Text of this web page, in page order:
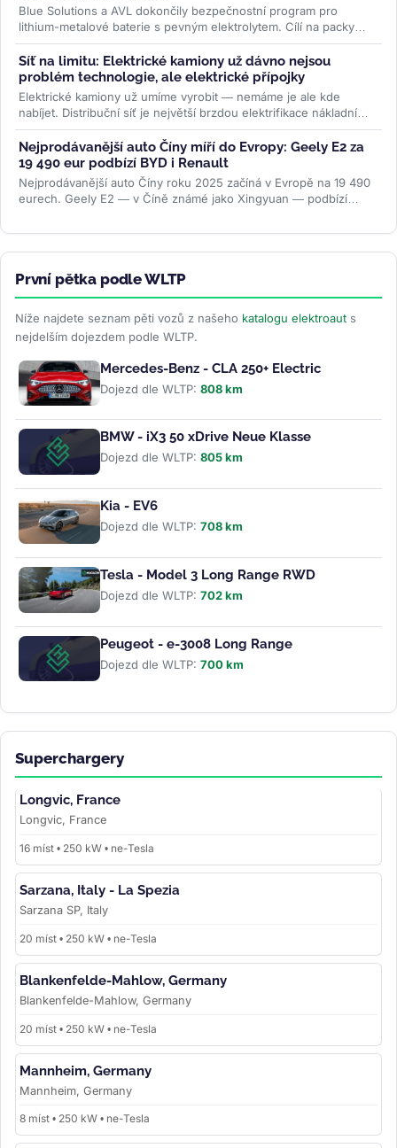
Blue Solutions a AVL dokončily bezpečnostní program pro
lithium-metalové baterie s pevným elektrolytem. Cílí na packy
bez šíření tepelné...>>
Síť na limitu: Elektrické kamiony už dávno nejsou
problém technologie, ale elektrické přípojky
Elektrické kamiony už umíme vyrobit — nemáme je ale kde
nabíjet. Distribuční síť je největší brzdou elektrifikace nákladní
dopravy....>>
Nejprodávanější auto Číny míří do Evropy: Geely E2 za
19 490 eur podbízí BYD i Renault
Nejprodávanější auto Číny roku 2025 začíná v Evropě na 19 490
eurech. Geely E2 — v Číně známé jako Xingyuan — podbízí
První pětka podle WLTP
Níže najdete seznam pěti vozů z našeho katalogu elektroaut s
nejdelším dojezdem podle WLTP.
Mercedes-Benz - CLA 250+ Electric
Dojezd dle WLTP: 808 km
BMW - iX3 50 xDrive Neue Klasse
Dojezd dle WLTP: 805 km
Kia - EV6
Dojezd dle WLTP: 708 km
Tesla - Model 3 Long Range RWD
Dojezd dle WLTP: 702 km
Peugeot - e-3008 Long Range
Dojezd dle WLTP: 700 km
Superchargery
Longvic, France
Longvic, France
16 míst • 250 kW • ne-Tesla
Sarzana, Italy - La Spezia
Sarzana SP, Italy
20 míst • 250 kW • ne-Tesla
Blankenfelde-Mahlow, Germany
Blankenfelde-Mahlow, Germany
20 míst • 250 kW • ne-Tesla
Mannheim, Germany
Mannheim, Germany
8 míst • 250 kW • ne-Tesla